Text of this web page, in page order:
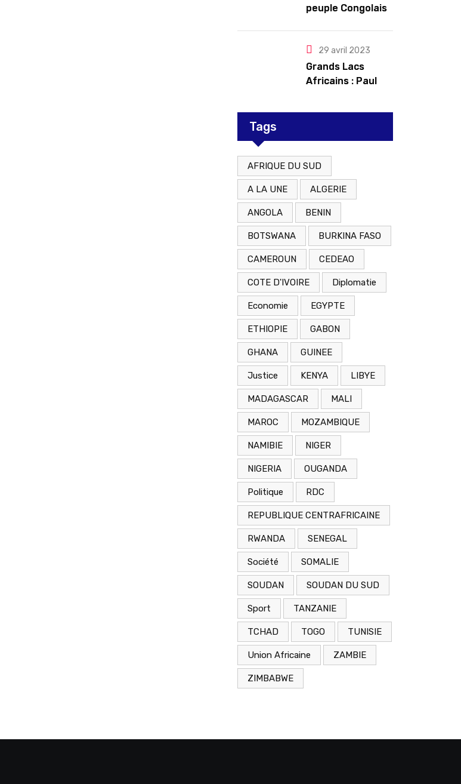
peuple Congolais
par le Rwanda
29 avril 2023
Grands Lacs
Africains : Paul
redorer le blason
Tags
AFRIQUE DU SUD
A LA UNE ALGERIE
ANGOLA BENIN
BOTSWANA BURKINA FASO
CAMEROUN CEDEAO
COTE D'IVOIRE Diplomatie
Economie EGYPTE
ETHIOPIE GABON
GHANA GUINEE
Justice KENYA LIBYE
MADAGASCAR MALI
MAROC MOZAMBIQUE
NAMIBIE NIGER
NIGERIA OUGANDA
Politique RDC
REPUBLIQUE CENTRAFRICAINE
RWANDA SENEGAL
Société SOMALIE
SOUDAN SOUDAN DU SUD
Sport TANZANIE
TCHAD TOGO TUNISIE
Union Africaine ZAMBIE
ZIMBABWE